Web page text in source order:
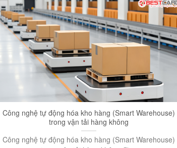
Công nghệ tự động hóa kho hàng (Smart Warehouse)
trong vận tải hàng không
Công nghệ tự động hóa kho hàng (Smart Warehouse)